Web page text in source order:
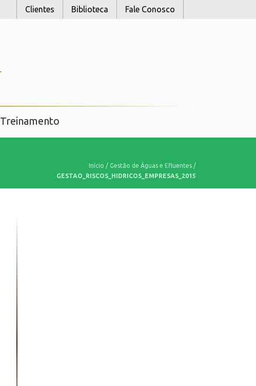
Clientes Biblioteca Fale Conosco
Treinamento
Início / Gestão de Águas e Efluentes /
GESTAO_RISCOS_HIDRICOS_EMPRESAS_2015